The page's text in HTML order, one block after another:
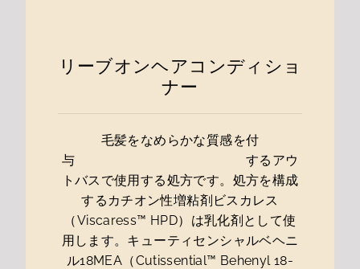
リーブオンヘアコンディショ
ナー
毛髪をなめらかな質感を付
与 するアウ
トバスで使用する処方です。処方を構成
するカチオン性増粘剤ビスカレス
（Viscaress™ HPD）は乳化剤として使
用します。キューティセンシャルベヘニ
ル18MEA（Cutissential™ Behenyl 18-